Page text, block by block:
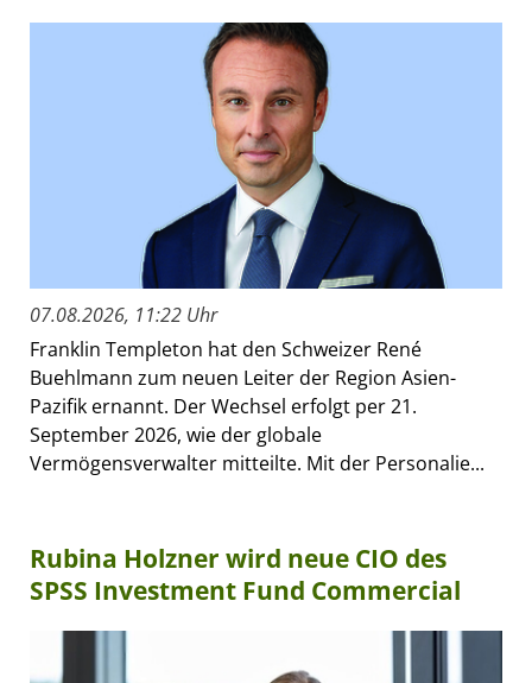
07.08.2026, 11:22 Uhr
Franklin Templeton hat den Schweizer René
Buehlmann zum neuen Leiter der Region Asien-
Pazifik ernannt. Der Wechsel erfolgt per 21.
September 2026, wie der globale
Vermögensverwalter mitteilte. Mit der Personalie...
Rubina Holzner wird neue CIO des
SPSS Investment Fund Commercial